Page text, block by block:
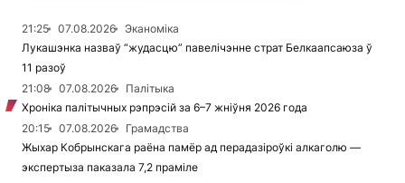
21:25 07.08.2026
Эканоміка
Лукашэнка назваў “жудасцю” павелічэнне страт Белкаапсаюза ў
11 разоў
21:08
07.08.2026
Палітыка
Хроніка палітычных рэпрэсій за 6–7 жніўня 2026 года
20:15
07.08.2026
Грамадства
Жыхар Кобрынскага раёна памёр ад перадазіроўкі алкаголю —
экспертыза паказала 7,2 праміле